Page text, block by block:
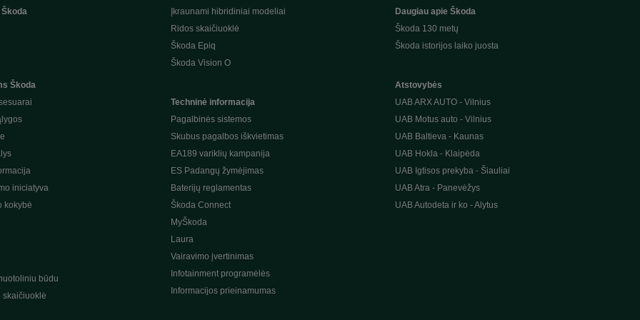
Škoda
iniciatyva
kokybė
būdu
skaičiuoklė
Įkraunami hibridiniai modeliai
Ridos skaičiuoklė
Škoda Epiq
Škoda Vision O
Techninė informacija
Pagalbinės sistemos
Skubus pagalbos iškvietimas
EA189 variklių kampanija
ES Padangų žymėjimas
Baterijų reglamentas
Škoda Connect
MyŠkoda
Laura
Vairavimo įvertinimas
Infotainment programėlės
Informacijos prieinamumas
Daugiau apie Škoda
Škoda 130 metų
Škoda istorijos laiko juosta
Atstovybės
UAB ARX AUTO - Vilnius
UAB Motus auto - Vilnius
UAB Baltieva - Kaunas
UAB Hokla - Klaipėda
UAB Igtisos prekyba - Šiauliai
UAB Atra - Panevėžys
UAB Autodeta ir ko - Alytus